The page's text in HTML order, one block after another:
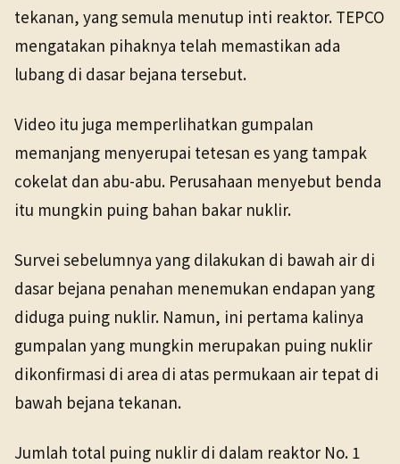
tekanan, yang semula menutup inti reaktor. TEPCO
mengatakan pihaknya telah memastikan ada
lubang di dasar bejana tersebut.
Video itu juga memperlihatkan gumpalan
memanjang menyerupai tetesan es yang tampak
cokelat dan abu-abu. Perusahaan menyebut benda
itu mungkin puing bahan bakar nuklir.
Survei sebelumnya yang dilakukan di bawah air di
dasar bejana penahan menemukan endapan yang
diduga puing nuklir. Namun, ini pertama kalinya
gumpalan yang mungkin merupakan puing nuklir
dikonfirmasi di area di atas permukaan air tepat di
bawah bejana tekanan.
Jumlah total puing nuklir di dalam reaktor No. 1